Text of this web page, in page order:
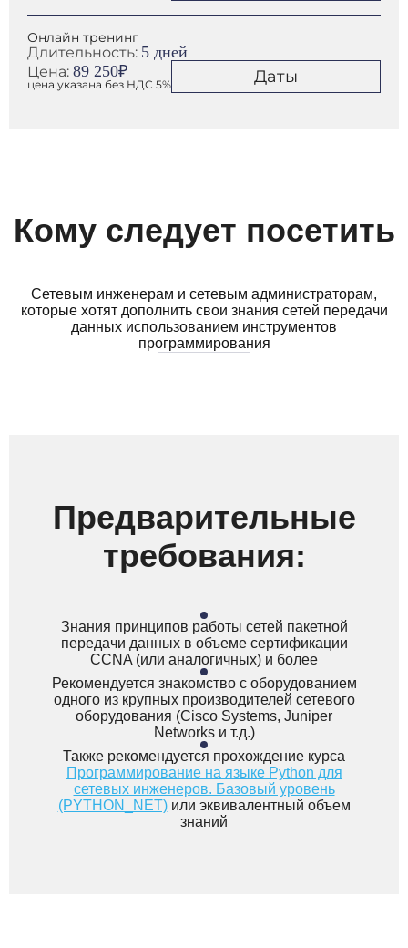
Онлайн тренинг
Длительность: 5 дней
Цена: 89 250₽
цена указана без НДС 5% Даты
Кому следует посетить
Сетевым инженерам и сетевым администраторам,
которые хотят дополнить свои знания сетей передачи
данных использованием инструментов
программирования
Предварительные
требования:
Знания принципов работы сетей пакетной
передачи данных в объеме сертификации
CCNA (или аналогичных) и более
Рекомендуется знакомство с оборудованием
одного из крупных производителей сетевого
оборудования (Cisco Systems, Juniper
Networks и т.д.)
Также рекомендуется прохождение курса
Программирование на языке Python для
сетевых инженеров. Базовый уровень
(PYTHON_NET)или эквивалентный объем
знаний